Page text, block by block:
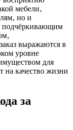
мебели‚
но и
подчёркивающим
выражаются в
уровне
для
на качество жизни
за